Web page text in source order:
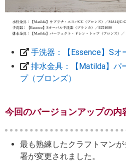
手洗器：【Essence】Sオ
排水金具：【Matilda】パ
プ（ブロンズ）
今回のバージョンアップの内
最も熟練したクラフトマン
署が変更されました。